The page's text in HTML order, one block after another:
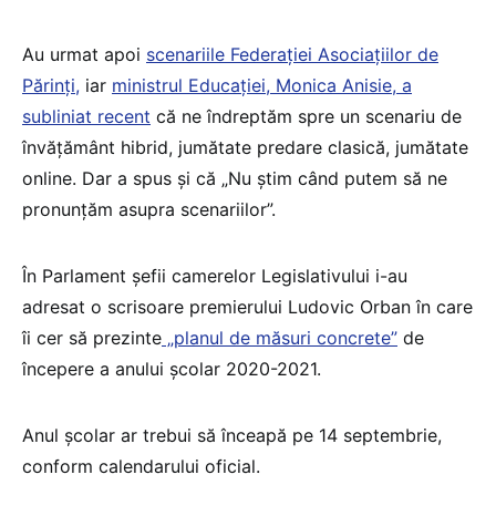
Au urmat apoi scenariile Federației Asociațiilor de
Părinți, iar ministrul Educației, Monica Anisie, a
subliniat recent că ne îndreptăm spre un scenariu de
învățământ hibrid, jumătate predare clasică, jumătate
online. Dar a spus și că „Nu știm când putem să ne
pronunțăm asupra scenariilor”.
În Parlament șefii camerelor Legislativului i-au
adresat o scrisoare premierului Ludovic Orban în care
îi cer să prezinte „planul de măsuri concrete” de
începere a anului școlar 2020-2021.
Anul școlar ar trebui să înceapă pe 14 septembrie,
conform calendarului oficial.